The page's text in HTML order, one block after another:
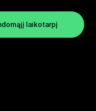
laikotarpį